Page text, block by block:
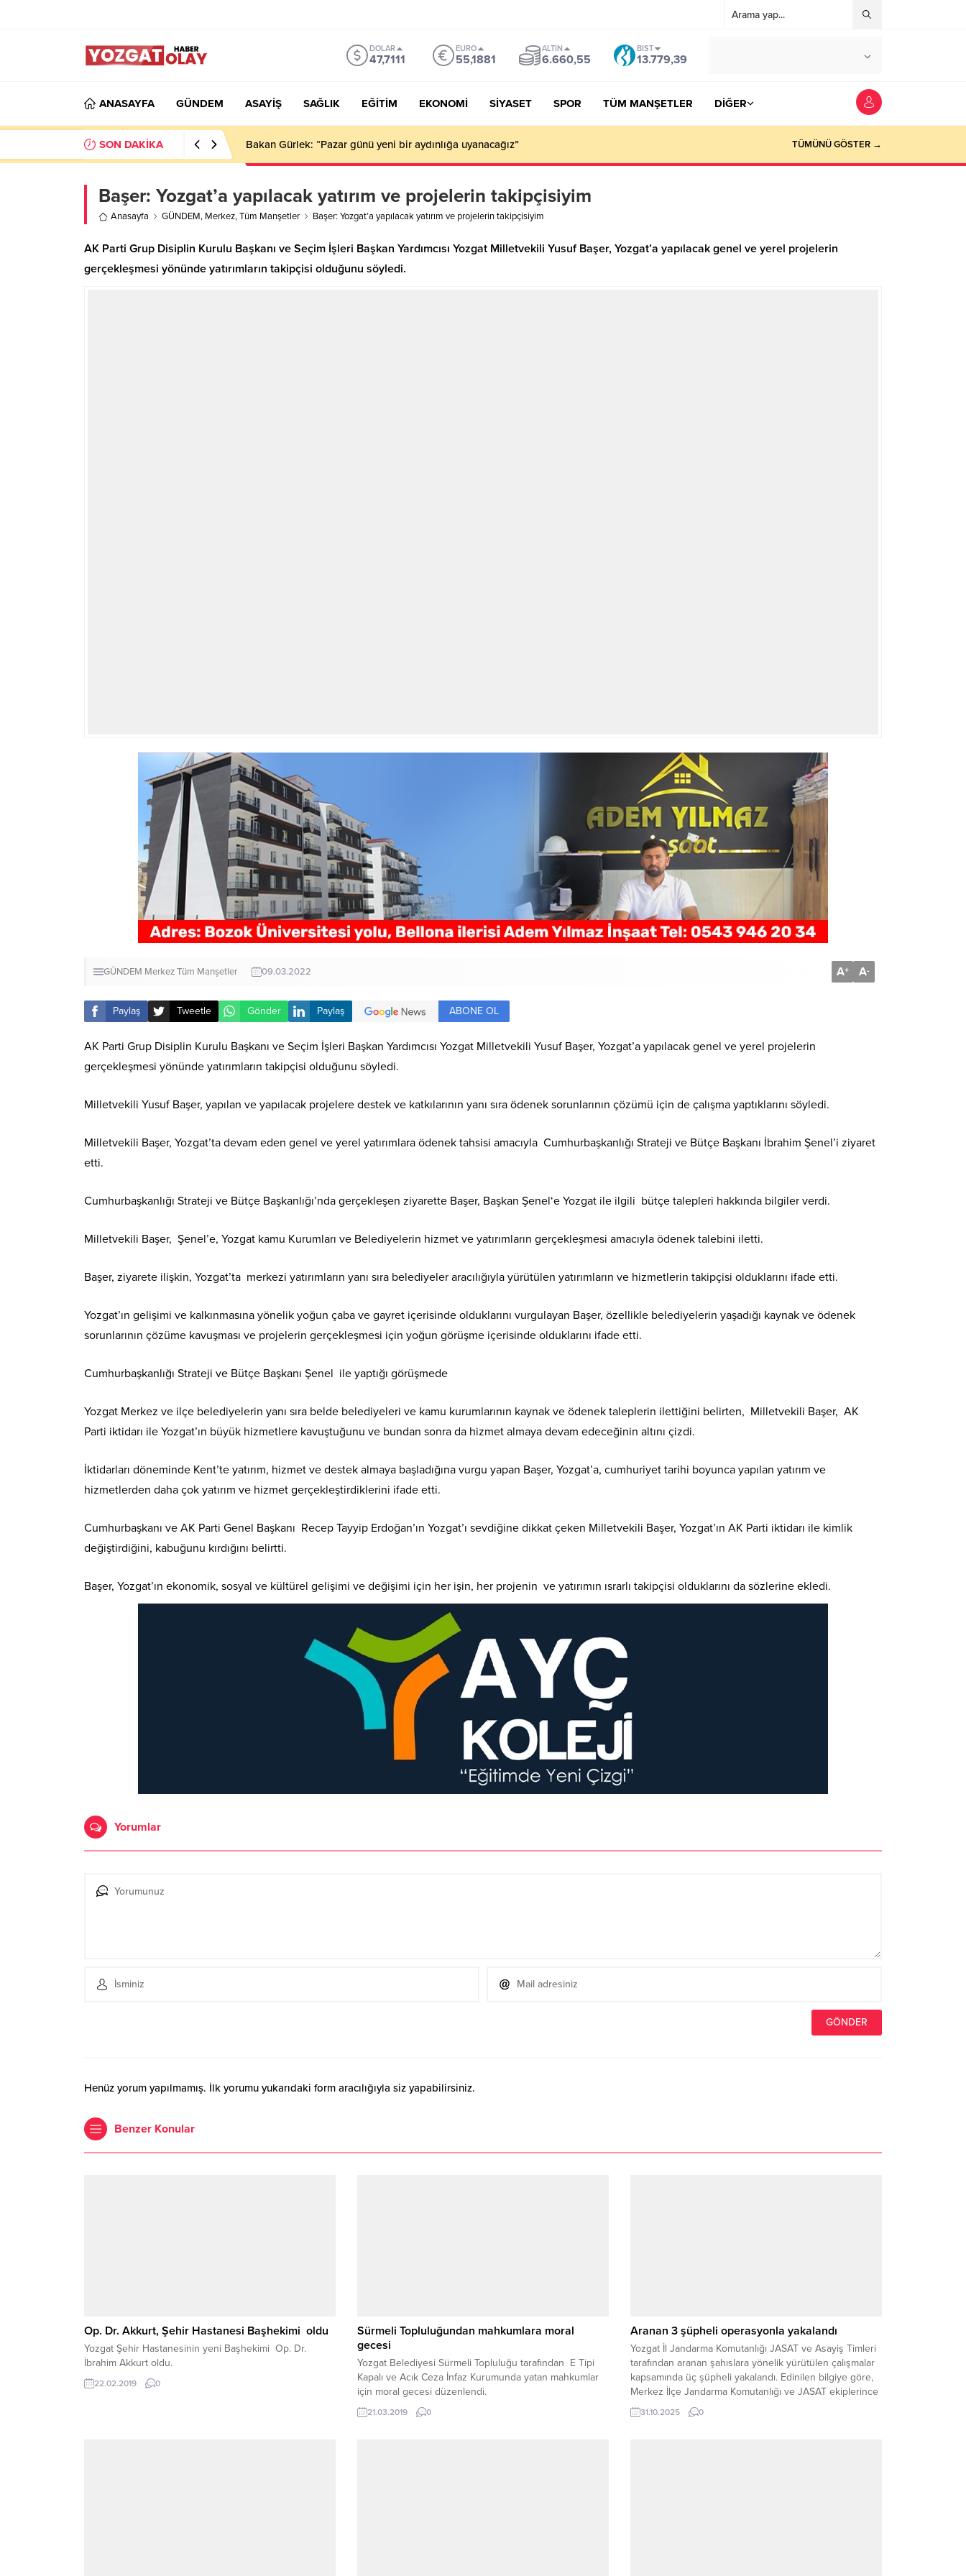
DOLAR
47,7111
EURO
55,1881
ALTIN
6.660,55
BIST
13.779,39
ANASAYFA GÜNDEM ASAYİŞ SAĞLIK EĞİTİM EKONOMİ SİYASET SPOR TÜM MANŞETLER DİĞER
SON DAKİKA Bakan Gürlek: “Pazar günü yeni bir aydınlığa uyanacağız” TÜMÜNÜ GÖSTER →
Başer: Yozgat’a yapılacak yatırım ve projelerin takipçisiyim
Anasayfa GÜNDEM, Merkez,Tüm Manşetler Başer: Yozgat’a yapılacak yatırım ve projelerin takipçisiyim
AK Parti Grup Disiplin Kurulu Başkanı ve Seçim İşleri Başkan Yardımcısı Yozgat Milletvekili Yusuf Başer, Yozgat’a yapılacak genel ve yerel projelerin
gerçekleşmesi yönünde yatırımların takipçisi olduğunu söyledi.
GÜNDEM MerkezTüm Manşetler 09.03.2022 A+ A-
Paylaş Tweetle Gönder Paylaş ABONE OL
AK Parti Grup Disiplin Kurulu Başkanı ve Seçim İşleri Başkan Yardımcısı Yozgat Milletvekili Yusuf Başer, Yozgat’a yapılacak genel ve yerel projelerin
gerçekleşmesi yönünde yatırımların takipçisi olduğunu söyledi.
Milletvekili Yusuf Başer, yapılan ve yapılacak projelere destek ve katkılarının yanı sıra ödenek sorunlarının çözümü için de çalışma yaptıklarını söyledi.
Milletvekili Başer, Yozgat’ta devam eden genel ve yerel yatırımlara ödenek tahsisi amacıyla Cumhurbaşkanlığı Strateji ve Bütçe Başkanı İbrahim Şenel’i ziyaret
etti.
Cumhurbaşkanlığı Strateji ve Bütçe Başkanlığı’nda gerçekleşen ziyarette Başer, Başkan Şenel‘e Yozgat ile ilgili bütçe talepleri hakkında bilgiler verdi.
Milletvekili Başer, Şenel’e, Yozgat kamu Kurumları ve Belediyelerin hizmet ve yatırımların gerçekleşmesi amacıyla ödenek talebini iletti.
Başer, ziyarete ilişkin, Yozgat’ta merkezi yatırımların yanı sıra belediyeler aracılığıyla yürütülen yatırımların ve hizmetlerin takipçisi olduklarını ifade etti.
Yozgat’ın gelişimi ve kalkınmasına yönelik yoğun çaba ve gayret içerisinde olduklarını vurgulayan Başer, özellikle belediyelerin yaşadığı kaynak ve ödenek
sorunlarının çözüme kavuşması ve projelerin gerçekleşmesi için yoğun görüşme içerisinde olduklarını ifade etti.
Cumhurbaşkanlığı Strateji ve Bütçe Başkanı Şenel ile yaptığı görüşmede
Yozgat Merkez ve ilçe belediyelerin yanı sıra belde belediyeleri ve kamu kurumlarının kaynak ve ödenek taleplerin ilettiğini belirten, Milletvekili Başer, AK
Parti iktidarı ile Yozgat’ın büyük hizmetlere kavuştuğunu ve bundan sonra da hizmet almaya devam edeceğinin altını çizdi.
İktidarları döneminde Kent’te yatırım, hizmet ve destek almaya başladığına vurgu yapan Başer, Yozgat’a, cumhuriyet tarihi boyunca yapılan yatırım ve
hizmetlerden daha çok yatırım ve hizmet gerçekleştirdiklerini ifade etti.
Cumhurbaşkanı ve AK Parti Genel Başkanı Recep Tayyip Erdoğan’ın Yozgat’ı sevdiğine dikkat çeken Milletvekili Başer, Yozgat’ın AK Parti iktidarı ile kimlik
değiştirdiğini, kabuğunu kırdığını belirtti.
Başer, Yozgat’ın ekonomik, sosyal ve kültürel gelişimi ve değişimi için her işin, her projenin ve yatırımın ısrarlı takipçisi olduklarını da sözlerine ekledi.
Yorumlar
Henüz yorum yapılmamış. İlk yorumu yukarıdaki form aracılığıyla siz yapabilirsiniz.
Benzer Konular
Op. Dr. Akkurt, Şehir Hastanesi Başhekimi oldu
Yozgat Şehir Hastanesinin yeni Başhekimi Op. Dr.
İbrahim Akkurt oldu.
22.02.2019 0
Sürmeli Topluluğundan mahkumlara moral
gecesi
Yozgat Belediyesi Sürmeli Topluluğu tarafından E Tipi
Kapalı ve Acık Ceza İnfaz Kurumunda yatan mahkumlar
için moral gecesi düzenlendi.
21.03.2019 0
Aranan 3 şüpheli operasyonla yakalandı
Yozgat İl Jandarma Komutanlığı JASAT ve Asayiş Timleri
tarafından aranan şahıslara yönelik yürütülen çalışmalar
kapsamında üç şüpheli yakalandı. Edinilen bilgiye göre,
Merkez İlçe Jandarma Komutanlığı ve JASAT ekiplerince
müşterek gerçekleştirilen operasyonlarda; H.S. isimli
şahsın “Taksirle Ölüme Neden Olma” suçundan arandığı
31.10.2025 0